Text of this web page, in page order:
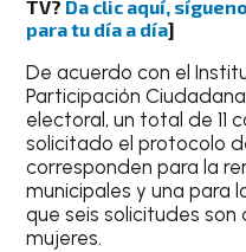
TV? Da clic aquí,
para tu día a día]
De acuerdo con el
Participación
electoral, un total de 11
solicitado el protocolo
corresponden para la
municipales y una para
que seis solicitudes
mujeres.